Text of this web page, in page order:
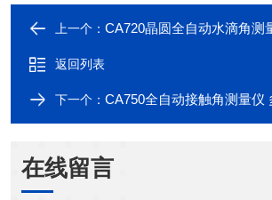
上一个： CA720晶圆全自动水滴角测
返回列表
下一个： CA750全自动接触角测量仪 多
在线留言